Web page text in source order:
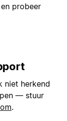
probeer
niet herkend
— stuur
.